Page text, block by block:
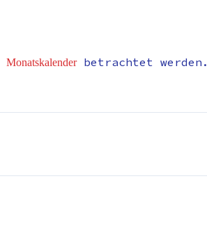
Monatskalenderbetrachtet werden.